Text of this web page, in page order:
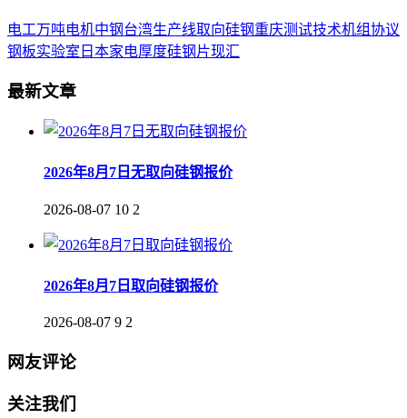
电工万吨电机中钢台湾生产线取向硅钢重庆测试技术机组协议
钢板实验室 日本家电厚度硅钢片现汇
最新文章
2026年8月7日无取向硅钢报价
2026-08-07 10 2
2026年8月7日取向硅钢报价
2026-08-07 9 2
网友评论
关注我们